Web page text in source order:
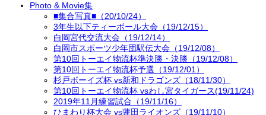
Photo & Movie集
■集合写真■（20/10/24）
3年生以下ティーボール大会（19/12/15）
白岡宮代交流大会（19/12/14）
白岡市スポーツ少年団駅伝大会（19/12/08）
第10回トーエイ物流杯準決勝・決勝（19/12/08）
第10回トーエイ物流杯予選（19/12/01）
杉戸ボーイズ杯 vs新和ドラゴンズ（18/11/30）
第10回トーエイ物流杯 vsわし宮タイガース(19/11/24)
2019年11月練習試合（19/11/16）
ひまわり杯大会 vs蓮田ライオンズ（19/11/10）